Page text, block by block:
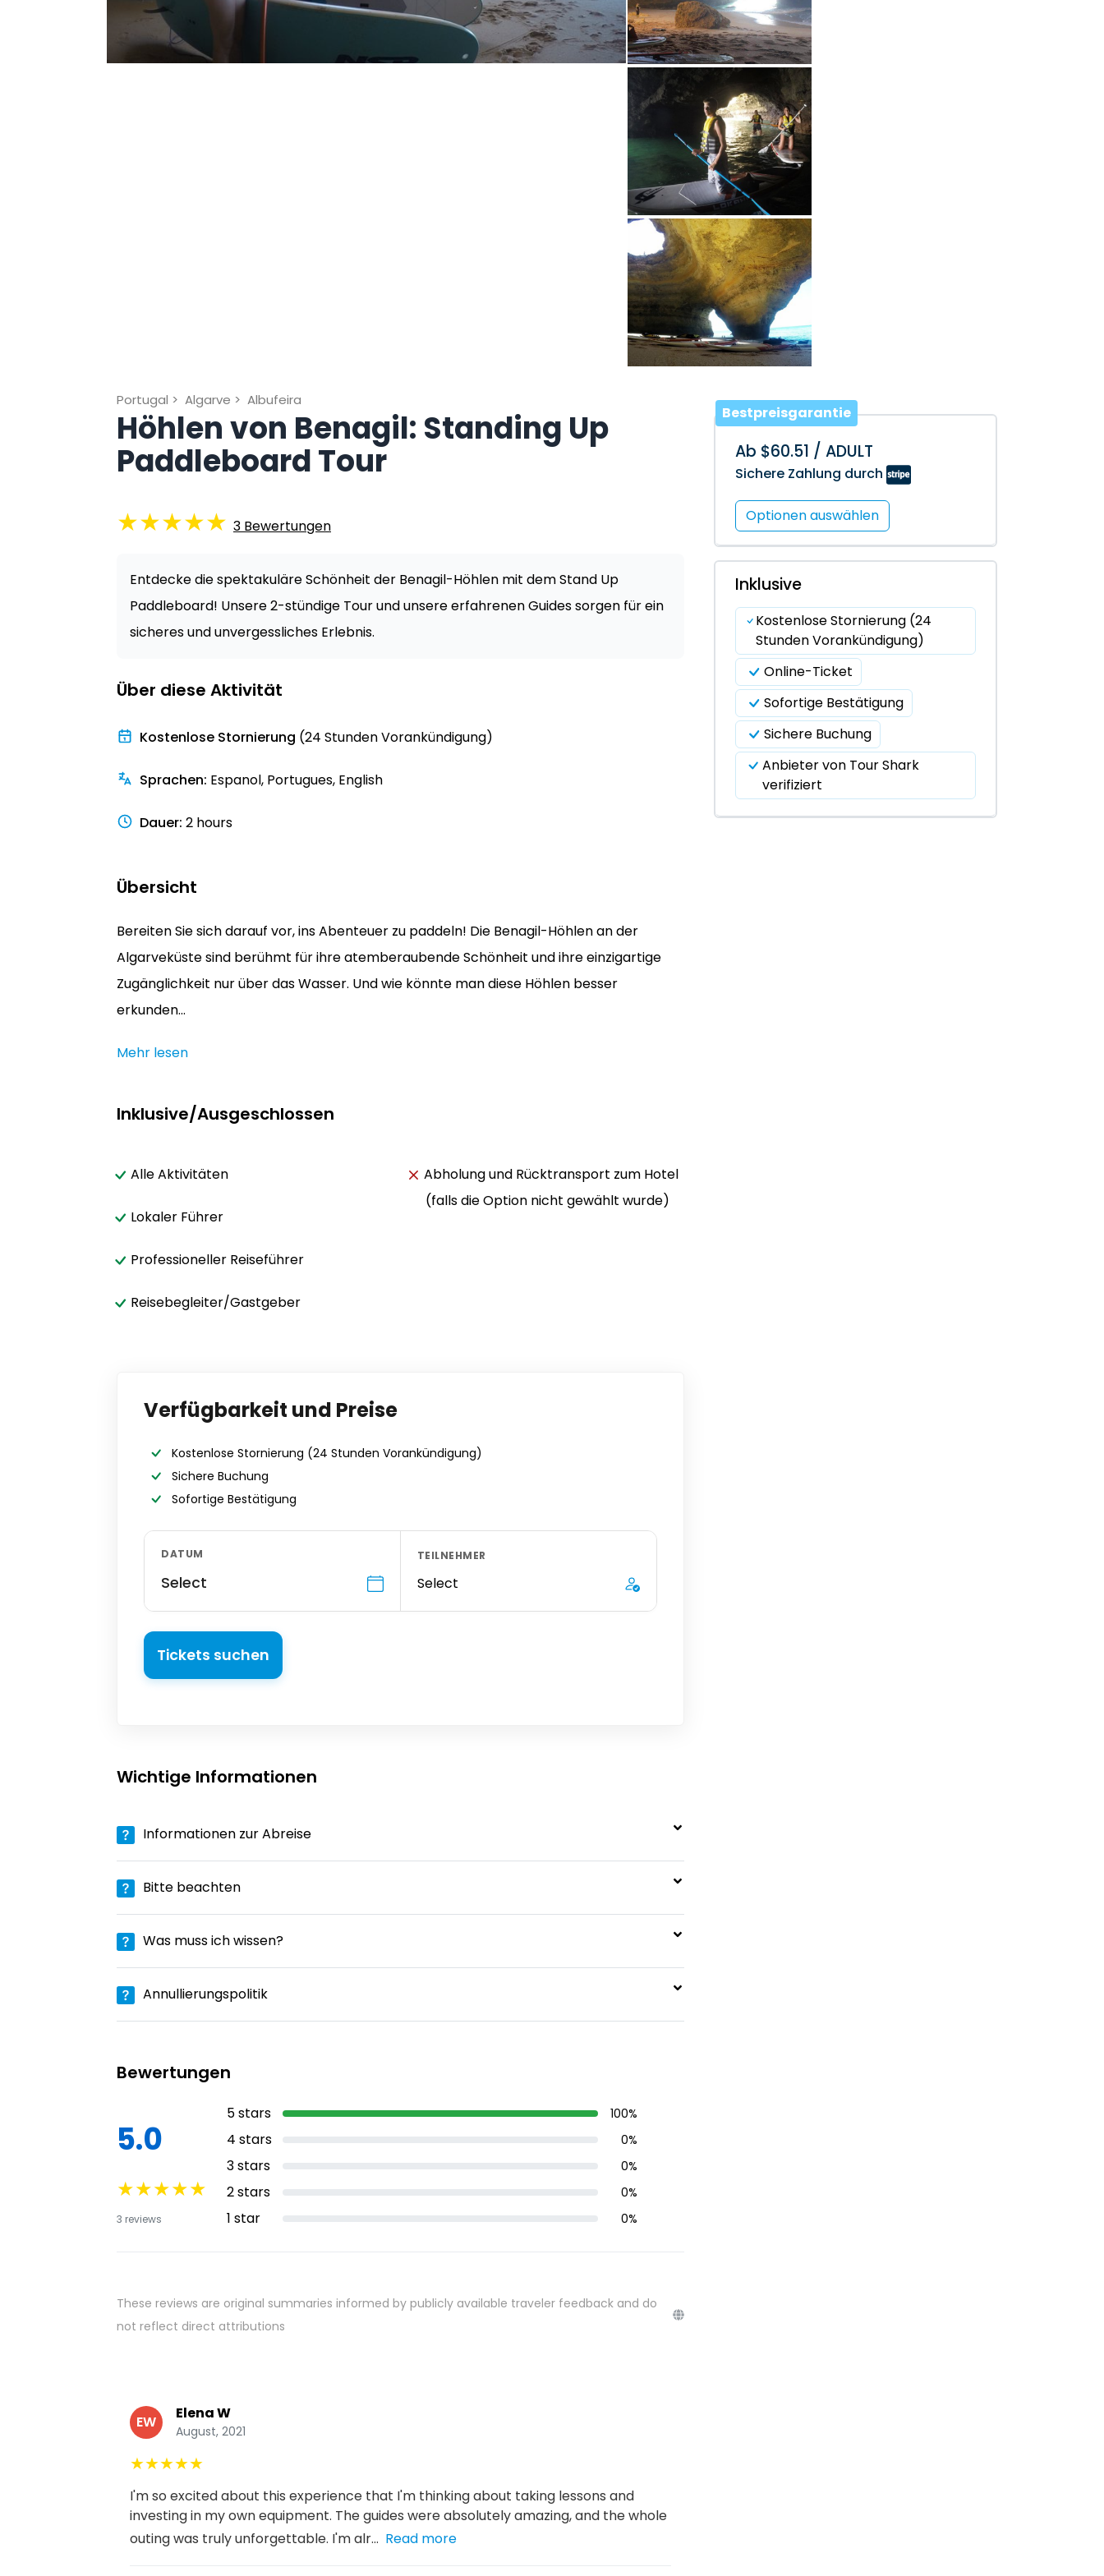
Portugal > Algarve > Albufeira
Höhlen von Benagil: Standing Up
Paddleboard Tour
★★★★★ 3 Bewertungen
Entdecke die spektakuläre Schönheit der Benagil-Höhlen mit dem Stand Up
Paddleboard! Unsere 2-stündige Tour und unsere erfahrenen Guides sorgen für ein
sicheres und unvergessliches Erlebnis.
Über diese Aktivität
Kostenlose Stornierung (24 Stunden Vorankündigung)
Sprachen: Espanol, Portugues, English
Dauer: 2 hours
Übersicht
Bereiten Sie sich darauf vor, ins Abenteuer zu paddeln! Die Benagil-Höhlen an der
Algarveküste sind berühmt für ihre atemberaubende Schönheit und ihre einzigartige
Zugänglichkeit nur über das Wasser. Und wie könnte man diese Höhlen besser
erkunden...
Mehr lesen
Inklusive/Ausgeschlossen
Alle Aktivitäten
Lokaler Führer
Professioneller Reiseführer
Reisebegleiter/Gastgeber
Abholung und Rücktransport zum Hotel
(falls die Option nicht gewählt wurde)
Verfügbarkeit und Preise
Kostenlose Stornierung (24 Stunden Vorankündigung)
Sichere Buchung
Sofortige Bestätigung
DATUM
Select
TEILNEHMER
Select
Tickets suchen
Wichtige Informationen
Informationen zur Abreise
Bitte beachten
Was muss ich wissen?
Annullierungspolitik
Bewertungen
5.0
★★★★★
3 reviews
5stars 100%
4 stars 0%
3stars 0%
2stars 0%
1 star 0%
These reviews are original summaries informed by publicly available traveler feedback and do
not reflect direct attributions
EW Elena W
August, 2021
★★★★★
I'm so excited about this experience that I'm thinking about taking lessons and
investing in my own equipment. The guides were absolutely amazing, and the whole
outing was truly unforgettable. I'm alr... Read more
Bestpreisgarantie
Ab $60.51 / ADULT
Sichere Zahlung durch
Optionen auswählen
Inklusive
Kostenlose Stornierung (24
Stunden Vorankündigung)
Online-Ticket
Sofortige Bestätigung
Sichere Buchung
Anbieter von Tour Shark
verifiziert